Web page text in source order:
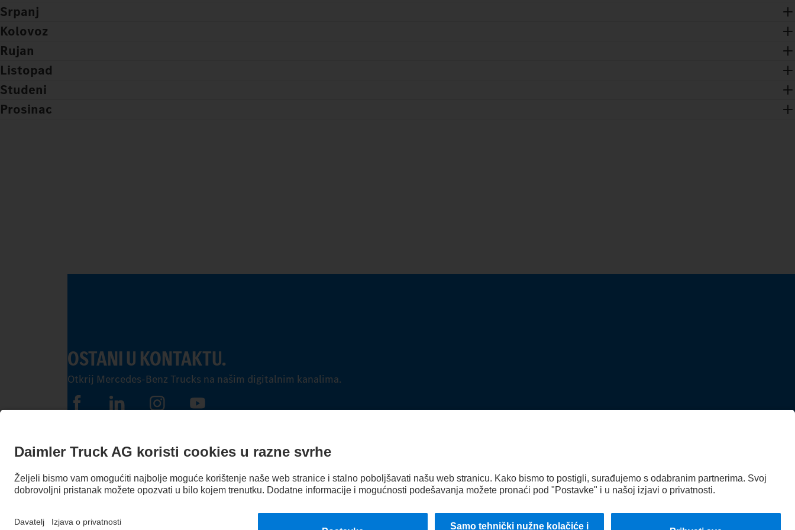
Srpanj
Kolovoz
Rujan
Listopad
Studeni
Prosinac
OSTANI U KONTAKTU.
Otkrij Mercedes-Benz Trucks na našim digitalnim kanalima.